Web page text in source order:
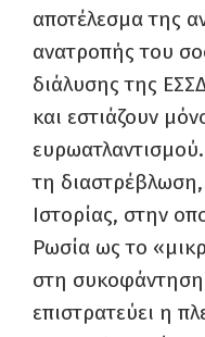
αποτέλεσμα της
ανατροπής του
διάλυσης της
και εστιάζουν
τη
Ιστορίας, στην
Ρωσία ως το
στη
επιστρατεύει η